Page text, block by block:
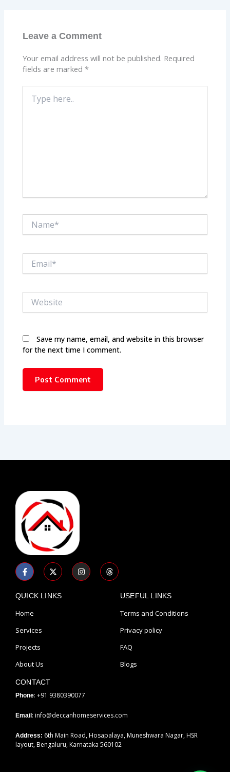
Leave a Comment
Your email address will not be published. Required
fields are marked*
here..
Save my name, email, and website in this browser
for the next time I comment.
F
a
c
b
o
-
f
X
-
t
i
I
n
s
T
h
r
QUICK LINKS
Home
Services
Projects
About Us
USEFUL LINKS
Terms and Conditions
Privacy policy
FAQ
Blogs
CONTACT
Phone: +91 9380390077
Email : info@deccanhomeservices.com
Address: 6th Main Road, Hosapalaya, Muneshwara Nagar, HSR
layout, Bengaluru, Karnataka 560102